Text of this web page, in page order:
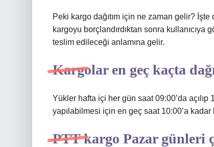
Peki kargo dağıtım için ne zaman gelir?
kargoyu borçlandırdıktan sonra
teslim edileceği anlamına gelir.
Kargolar en geç kaçta
Yükler hafta içi her gün saat 09:00’da açılıp
yapılabilmesi için en geç saat 10:00’a
PTT kargo Pazar günleri